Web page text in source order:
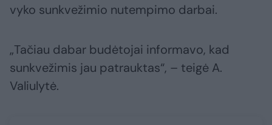
vyko sunkvežimio nutempimo darbai.
„Tačiau dabar budėtojai informavo, kad
sunkvežimis jau patrauktas“, – teigė A.
Valiulytė.